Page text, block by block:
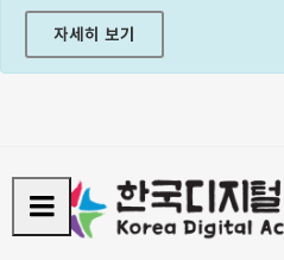
자세히 보기